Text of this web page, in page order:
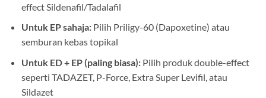
effect Sildenafil/Tadalafil
Untuk EP sahaja:Pilih Priligy-60 (Dapoxetine) atau
semburan kebas topikal
Untuk ED + EP (paling biasa):Pilih produk double-effect
seperti TADAZET, P-Force, Extra Super Levifil, atau
Sildazet